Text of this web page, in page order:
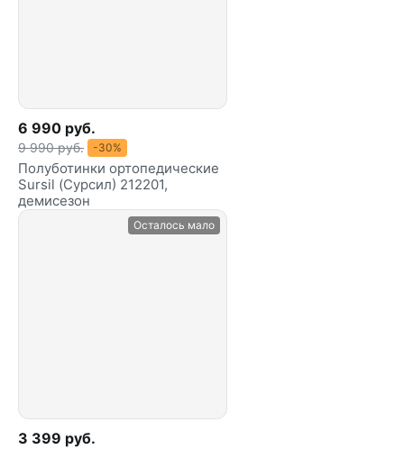
6 990 руб.
9 990 руб. -30%
Полуботинки ортопедические
Sursil (Сурсил) 212201,
демисезон
Осталось мало
3 399 руб.